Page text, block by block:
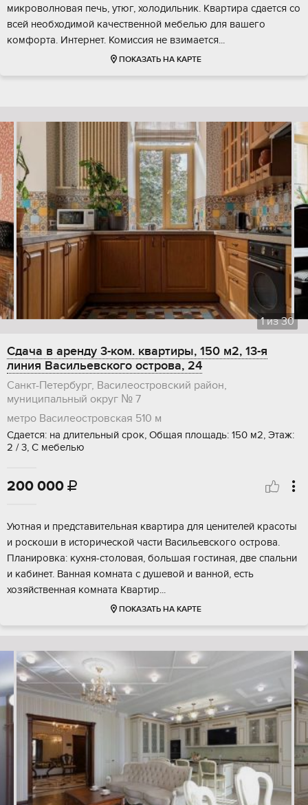
микроволновая печь, утюг, холодильник. Квартира сдается со
всей необходимой качественной мебелью для вашего
комфорта. Интернет. Комиссия не взимается...
ПОКАЗАТЬ НА КАРТЕ
1из30
Сдача в аренду 3-ком. квартиры, 150 м2, 13-я
линия Васильевского острова, 24
Санкт-Петербург, Василеостровский район,
муниципальный округ № 7
метро Василеостровская 510 м
Сдается: на длительный срок, Общая площадь: 150 м2, Этаж:
2 / 3, С мебелью
200 000 
Уютная и представительная квартира для ценителей красоты
и роскоши в исторической части Васильевского острова.
Планировка: кухня-столовая, большая гостиная, две спальни
и кабинет. Ванная комната с душевой и ванной, есть
хозяйственная комната Квартир...
ПОКАЗАТЬ НА КАРТЕ